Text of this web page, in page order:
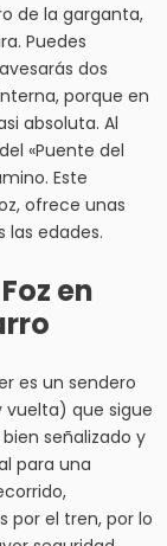
de la garganta,
Puedes
dos
porque en
absoluta. Al
«Puente del
Este
ofrece unas
las edades.
en
es un sendero
que sigue
señalizado y
para una
por el tren, por lo